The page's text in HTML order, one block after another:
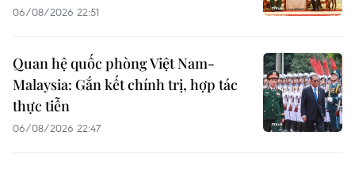
06/08/2026 22:51
Quan hệ quốc phòng Việt Nam-
Malaysia: Gắn kết chính trị, hợp tác
thực tiễn
06/08/2026 22:47